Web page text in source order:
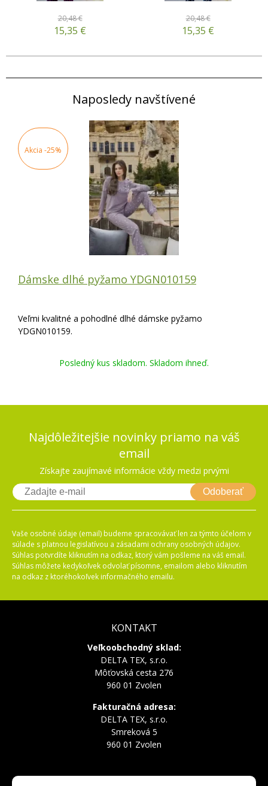
20,48 €
15,35 €
20,48 €
15,35 €
Naposledy navštívené
Akcia -25%
Dámske dlhé pyžamo YDGN010159
Veľmi kvalitné a pohodlné dlhé dámske pyžamo
YDGN010159.
Posledný kus skladom. Skladom ihneď.
Najdôležitejšie novinky priamo na váš
email
Získajte zaujímavé informácie vždy medzi prvými
Odoberať
Vaše osobné údaje (email) budeme spracovávať len za týmto účelom v
súlade s platnou legislatívou a zásadami ochrany osobných údajov.
Súhlas potvrdíte kliknutím na odkaz, ktorý vám pošleme na váš email.
Súhlas môžete kedykoľvek odvolať písomne, emailom alebo kliknutím
na odkaz z ktoréhokoľvek informačného emailu.
KONTAKT
Veľkoobchodný sklad:
DELTA TEX, s.r.o.
Môťovská cesta 276
960 01 Zvolen
Fakturačná adresa:
DELTA TEX, s.r.o.
Smreková 5
960 01 Zvolen